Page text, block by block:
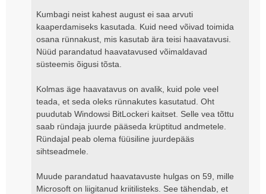
Kumbagi neist kahest august ei saa arvuti
kaaperdamiseks kasutada. Kuid need võivad toimida
osana rünnakust, mis kasutab ära teisi haavatavusi.
Nüüd parandatud haavatavused võimaldavad
süsteemis õigusi tõsta.
Kolmas äge haavatavus on avalik, kuid pole veel
teada, et seda oleks rünnakutes kasutatud. Oht
puudutab Windowsi BitLockeri kaitset. Selle vea tõttu
saab ründaja juurde pääseda krüptitud andmetele.
Ründajal peab olema füüsiline juurdepääs
sihtseadmele.
Muude parandatud haavatavuste hulgas on 59, mille
Microsoft on liigitanud kriitilisteks. See tähendab, et